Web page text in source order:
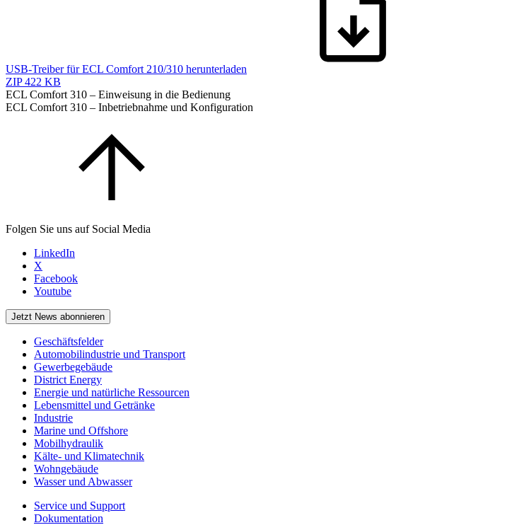
USB-Treiber für ECL Comfort 210/310 herunterladen
ZIP 422 KB
ECL Comfort 310 – Einweisung in die Bedienung
ECL Comfort 310 – Inbetriebnahme und Konfiguration
Folgen Sie uns auf Social Media
LinkedIn
X
Facebook
Youtube
Jetzt News abonnieren
Geschäftsfelder
Automobilindustrie und Transport
Gewerbegebäude
District Energy
Energie und natürliche Ressourcen
Lebensmittel und Getränke
Industrie
Marine und Offshore
Mobilhydraulik
Kälte- und Klimatechnik
Wohngebäude
Wasser und Abwasser
Service und Support
Dokumentation